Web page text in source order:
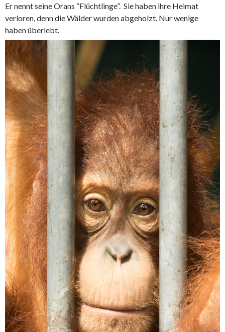
Er nennt seine Orans “Flüchtlinge”. Sie haben ihre Heimat
verloren, denn die Wälder wurden abgeholzt. Nur wenige
haben überlebt.